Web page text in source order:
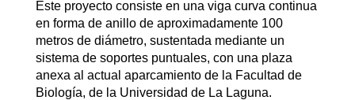
Este proyecto consiste en una viga curva continua
en forma de anillo de aproximadamente 100
metros de diámetro, sustentada mediante un
sistema de soportes puntuales, con una plaza
anexa al actual aparcamiento de la Facultad de
Biología, de la Universidad de La Laguna.